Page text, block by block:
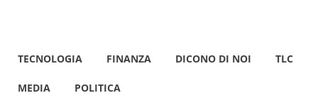
TECNOLOGIA FINANZA DICONO DI NOI TLC
MEDIA POLITICA